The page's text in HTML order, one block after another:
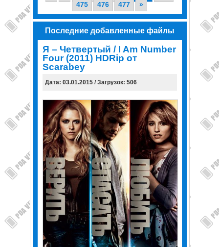
475
476 477 »
Последние добавленные файлы
Я – Четвертый / I Am Number
Four (2011) HDRip от
Scarabey
Дата: 03.01.2015 / Загрузок: 506